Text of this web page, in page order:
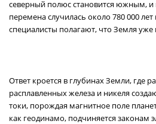
северный полюс становится южным, и
перемена случилась около 780 000
специалисты полагают, что Земля
Ответ кроется в глубинах Земли, где
расплавленных железа и никеля
токи, порождая магнитное поле
как геодинамо, подчиняется законам